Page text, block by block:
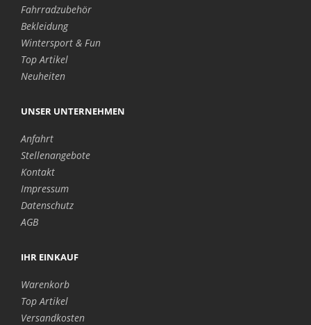
Fahrradzubehör
Bekleidung
Wintersport & Fun
Top Artikel
Neuheiten
UNSER UNTERNEHMEN
Anfahrt
Stellenangebote
Kontakt
Impressum
Datenschutz
AGB
IHR EINKAUF
Warenkorb
Top Artikel
Versandkosten